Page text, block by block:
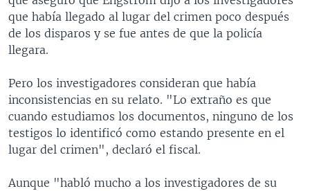
que había llegado al lugar del crimen poco después
de los disparos y se fue antes de que la policía
llegara.
Pero los investigadores consideran que había
inconsistencias en su relato. "Lo extraño es que
cuando estudiamos los documentos, ninguno de los
testigos lo identificó como estando presente en el
lugar del crimen", declaró el fiscal.
Aunque "habló mucho a los investigadores de su